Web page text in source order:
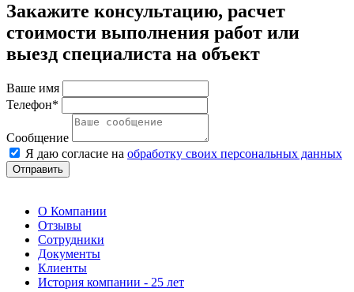
Закажите консультацию, расчет
стоимости выполнения работ или
выезд специалиста на объект
Ваше имя
Телефон*
Сообщение
Я даю согласие на обработку своих персональных данных
Отправить
О Компании
Отзывы
Сотрудники
Документы
Клиенты
История компании - 25 лет